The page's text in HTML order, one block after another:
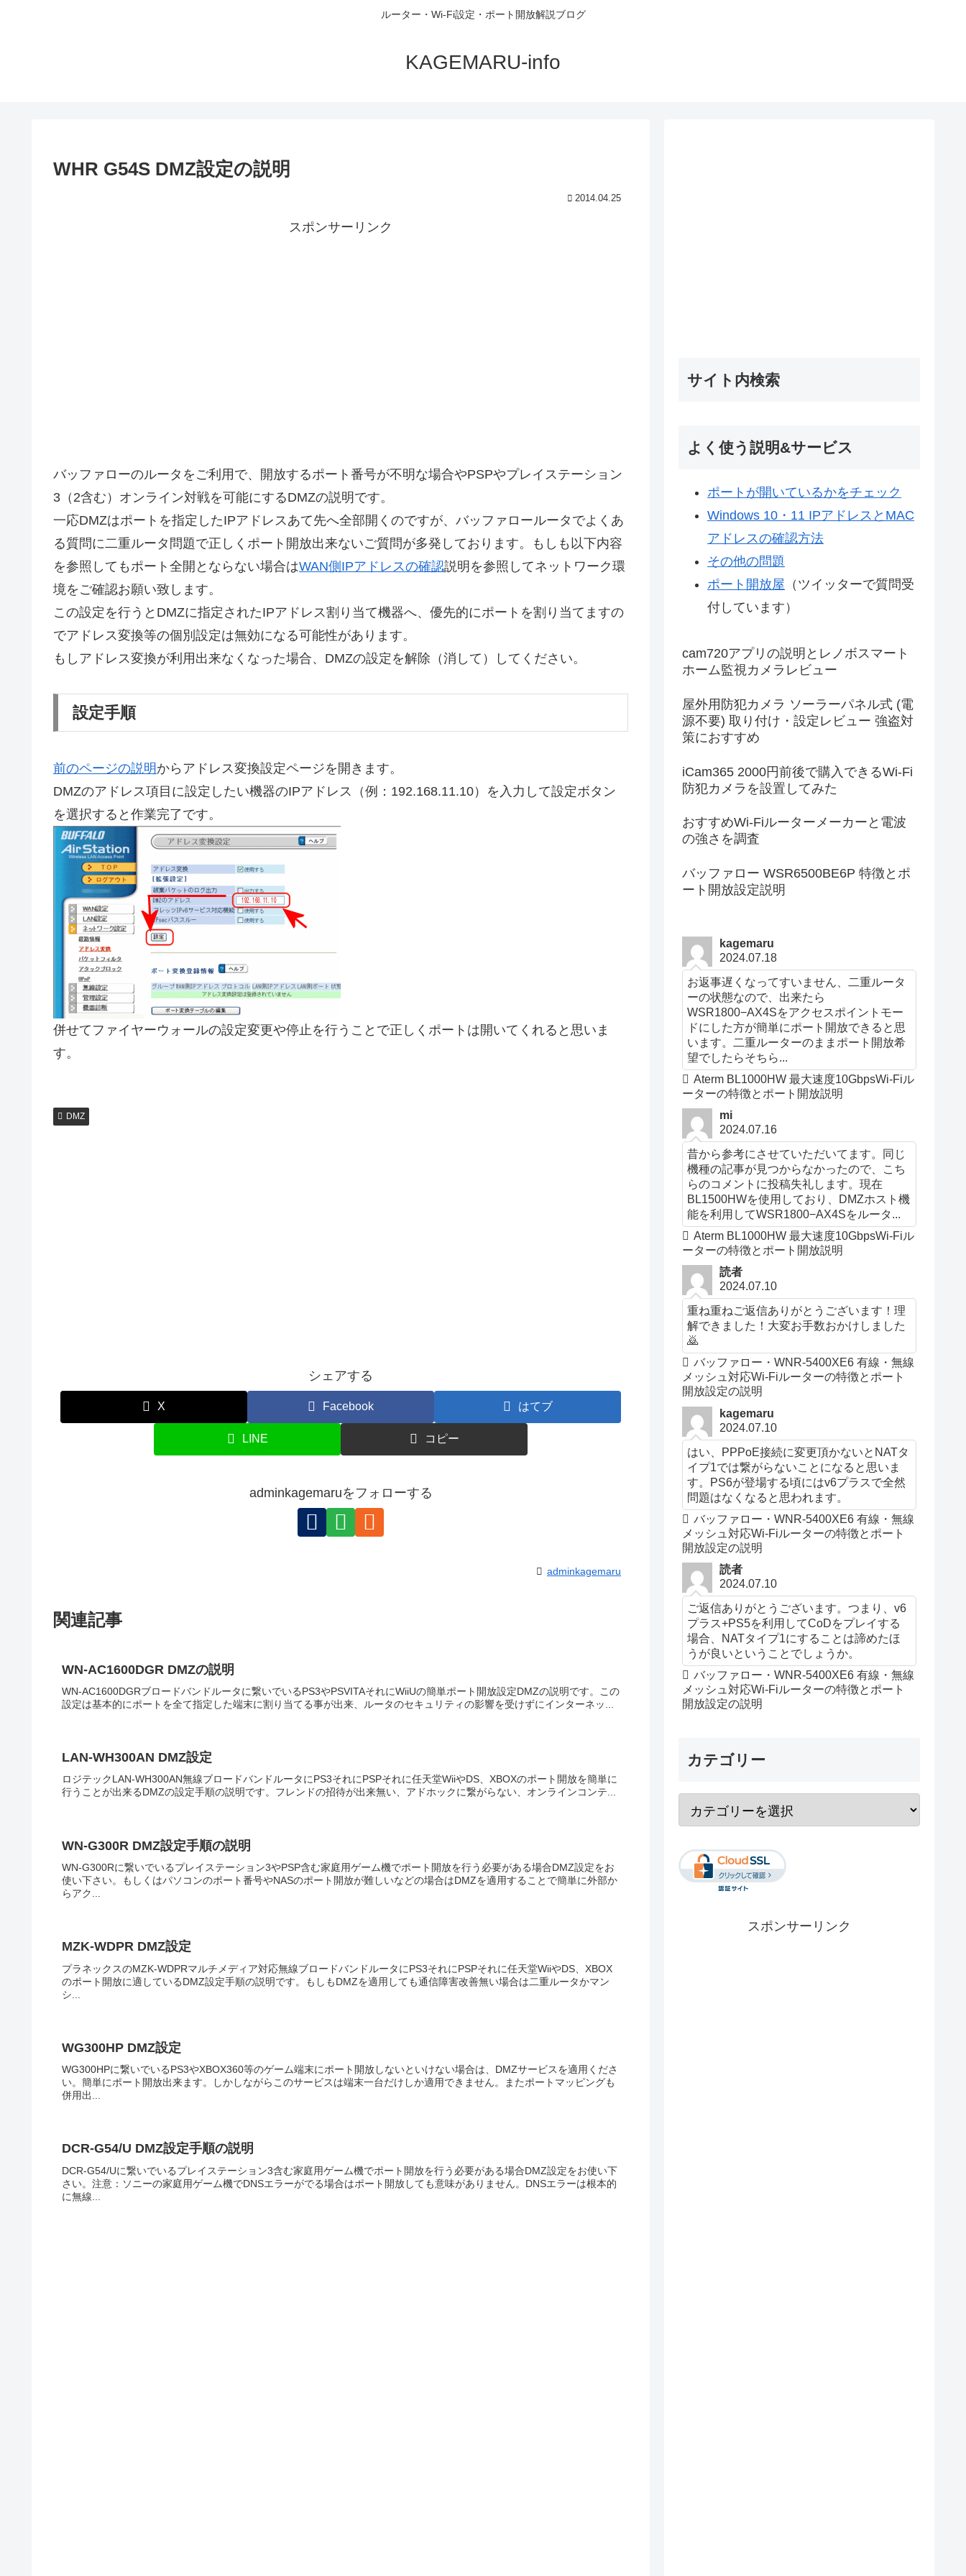
ルーター・Wi-Fi設定・ポート開放解説ブログ
KAGEMARU-info
WHR G54S DMZ設定の説明
2014.04.25
スポンサーリンク
バッファローのルータをご利用で、開放するポート番号が不明な場合やPSPやプレイステーション
3（2含む）オンライン対戦を可能にするDMZの説明です。
一応DMZはポートを指定したIPアドレスあて先へ全部開くのですが、バッファロールータでよくあ
る質問に二重ルータ問題で正しくポート開放出来ないご質問が多発しております。もしも以下内容
を参照してもポート全開とならない場合はWAN側IPアドレスの確認説明を参照してネットワーク環
境をご確認お願い致します。
この設定を行うとDMZに指定されたIPアドレス割り当て機器へ、優先的にポートを割り当てますの
でアドレス変換等の個別設定は無効になる可能性があります。
もしアドレス変換が利用出来なくなった場合、DMZの設定を解除（消して）してください。
設定手順
前のページの説明 からアドレス変換設定ページを開きます。
DMZのアドレス項目に設定したい機器のIPアドレス（例：192.168.11.10）を入力して設定ボタン
を選択すると作業完了です。
併せてファイヤーウォールの設定変更や停止を行うことで正しくポートは開いてくれると思いま
す。
DMZ
シェアする
X Facebook はてブ
LINE コピー
adminkagemaruをフォローする
adminkagemaru
関連記事
WN-AC1600DGR DMZの説明
WN-AC1600DGRブロードバンドルータに繋いでいるPS3やPSVITAそれにWiiUの簡単ポート開放設定DMZの説明です。この
設定は基本的にポートを全て指定した端末に割り当てる事が出来、ルータのセキュリティの影響を受けずにインターネッ...
LAN-WH300AN DMZ設定
ロジテックLAN-WH300AN無線ブロードバンドルータにPS3それにPSPそれに任天堂WiiやDS、XBOXのポート開放を簡単に
行うことが出来るDMZの設定手順の説明です。フレンドの招待が出来無い、アドホックに繋がらない、オンラインコンテ...
WN-G300R DMZ設定手順の説明
WN-G300Rに繋いでいるプレイステーション3やPSP含む家庭用ゲーム機でポート開放を行う必要がある場合DMZ設定をお
使い下さい。もしくはパソコンのポート番号やNASのポート開放が難しいなどの場合はDMZを適用することで簡単に外部か
らアク...
MZK-WDPR DMZ設定
プラネックスのMZK-WDPRマルチメディア対応無線ブロードバンドルータにPS3それにPSPそれに任天堂WiiやDS、XBOX
のポート開放に適しているDMZ設定手順の説明です。もしもDMZを適用しても通信障害改善無い場合は二重ルータかマン
シ...
WG300HP DMZ設定
WG300HPに繋いでいるPS3やXBOX360等のゲーム端末にポート開放しないといけない場合は、DMZサービスを適用くださ
い。簡単にポート開放出来ます。しかしながらこのサービスは端末一台だけしか適用できません。またポートマッピングも
併用出...
DCR-G54/U DMZ設定手順の説明
DCR-G54/Uに繋いでいるプレイステーション3含む家庭用ゲーム機でポート開放を行う必要がある場合DMZ設定をお使い下
さい。注意：ソニーの家庭用ゲーム機でDNSエラーがでる場合はポート開放しても意味がありません。DNSエラーは根本的
に無線...
サイト内検索
よく使う説明&サービス
ポートが開いているかをチェック
Windows 10・11 IPアドレスとMAC
アドレスの確認方法
その他の問題
ポート開放屋 （ツイッターで質問受
付しています）
cam720アプリの説明とレノボスマート
ホーム監視カメラレビュー
屋外用防犯カメラ ソーラーパネル式 (電
源不要) 取り付け・設定レビュー 強盗対
策におすすめ
iCam365 2000円前後で購入できるWi-Fi
防犯カメラを設置してみた
おすすめWi-Fiルーターメーカーと電波
の強さを調査
バッファロー WSR6500BE6P 特徴とポ
ート開放設定説明
kagemaru
2024.07.18
お返事遅くなってすいません、二重ルータ
ーの状態なので、出来たら
WSR1800−AX4Sをアクセスポイントモー
ドにした方が簡単にポート開放できると思
います。二重ルーターのままポート開放希
望でしたらそちら...
Aterm BL1000HW 最大速度10GbpsWi-Fiル
ーターの特徴とポート開放説明
mi
2024.07.16
昔から参考にさせていただいてます。同じ
機種の記事が見つからなかったので、こち
らのコメントに投稿失礼します。現在
BL1500HWを使用しており、DMZホスト機
能を利用してWSR1800−AX4Sをルータ...
Aterm BL1000HW 最大速度10GbpsWi-Fiル
ーターの特徴とポート開放説明
読者
2024.07.10
重ね重ねご返信ありがとうございます！理
解できました！大変お手数おかけしました
🙇
バッファロー・WNR-5400XE6 有線・無線
メッシュ対応Wi-Fiルーターの特徴とポート
開放設定の説明
kagemaru
2024.07.10
はい、PPPoE接続に変更頂かないとNATタ
イプ1では繋がらないことになると思いま
す。PS6が登場する頃にはv6プラスで全然
問題はなくなると思われます。
バッファロー・WNR-5400XE6 有線・無線
メッシュ対応Wi-Fiルーターの特徴とポート
開放設定の説明
読者
2024.07.10
ご返信ありがとうございます。つまり、v6
プラス+PS5を利用してCoDをプレイする
場合、NATタイプ1にすることは諦めたほ
うが良いということでしょうか。
バッファロー・WNR-5400XE6 有線・無線
メッシュ対応Wi-Fiルーターの特徴とポート
開放設定の説明
カテゴリー
スポンサーリンク